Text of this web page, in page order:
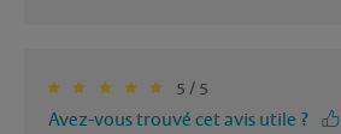
5 / 5
Avez-vous trouvé cet avis utile ?